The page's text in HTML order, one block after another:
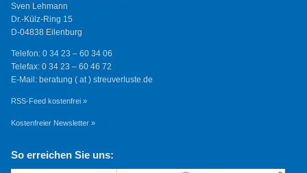
Sven Lehmann
Dr.-Külz-Ring 15
D-04838 Eilenburg
Telefon: 0 34 23 – 60 34 06
Telefax: 0 34 23 – 60 46 72
E-Mail: beratung ( at ) streuverluste.de
RSS-Feed kostenfrei »
Kostenfreier Newsletter »
So erreichen Sie uns: